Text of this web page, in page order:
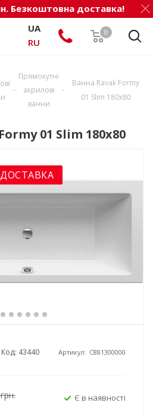
Безкоштовна доставка!
0
UA
RU
-
Прямокутні
акрилові
ванни
-
Ванна Ravak Formy
01 Slim 180x80
01 Slim 180x80
Код: 43440 Артикул: C881300000
Є в наявності